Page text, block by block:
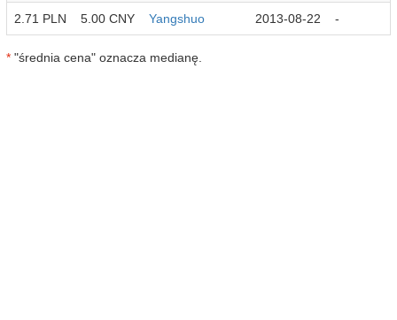
2.71 PLN 5.00 CNY Yangshuo 2013-08-22 -
* "średnia cena" oznacza medianę.